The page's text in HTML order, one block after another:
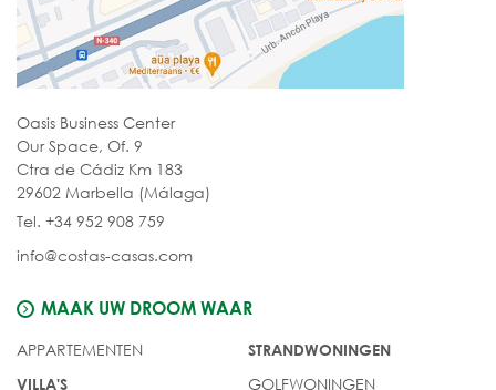
Oasis Business Center
Our Space, Of. 9
Ctra de Cádiz Km 183
29602 Marbella (Málaga)
Tel. +34 952 908 759
info@costas-casas.com
MAAK UW DROOM WAAR
APPARTEMENTEN
VILLA'S
STRANDWONINGEN
GOLFWONINGEN